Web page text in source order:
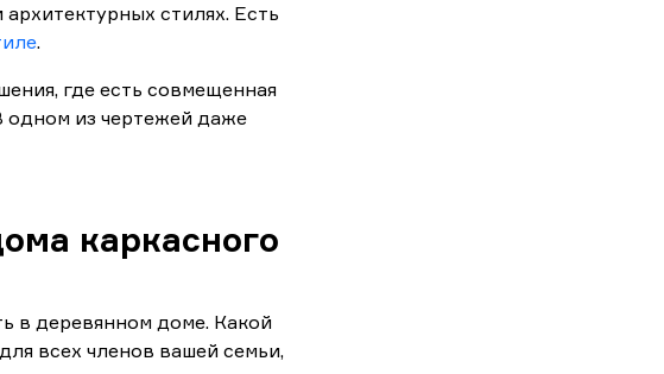
стилях. Есть
.
где есть совмещенная
одном из чертежей даже
каркасного
в деревянном доме. Какой
всех членов вашей семьи,